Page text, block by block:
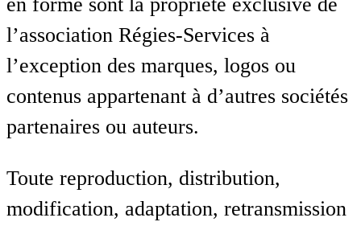
l’association Régies-Services à
l’exception des marques, logos ou
contenus appartenant à d’autres sociétés
partenaires ou auteurs.
Toute reproduction, distribution,
modification, adaptation, retransmission